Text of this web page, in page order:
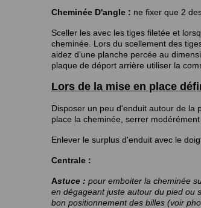
Cheminée D'angle : ne fixer que 2
Sceller les avec les tiges filetée et
cheminée. Lors du scellement des
aidez d’une planche percée au
plaque de déport arrière utiliser la
Lors de la mise en place
Disposer un peu d'enduit autour de la
place la cheminée, serrer
Enlever le surplus d'enduit avec le
Centrale :
Astuce : pour emboiter la cheminée
en dégageant juste autour du pied ou
bon positionnement des billes (voir